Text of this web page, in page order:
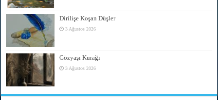
Dirilişe Koşan Düşler
3 Ağustos 2026
Gözyaşı Kurağı
3 Ağustos 2026